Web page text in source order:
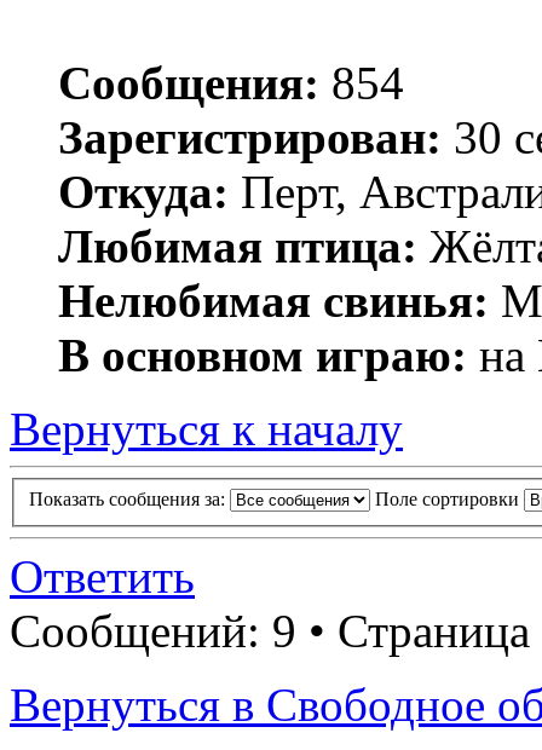
Сообщения: 854
Зарегистрирован: 30
Откуда: Перт,
Любимая птица:
Нелюбимая свинья:
В основном играю: на
Вернуться к началу
Показать сообщения за: Поле сортировки
Ответить
Сообщений: 9 • Страница
Вернуться в Свободное